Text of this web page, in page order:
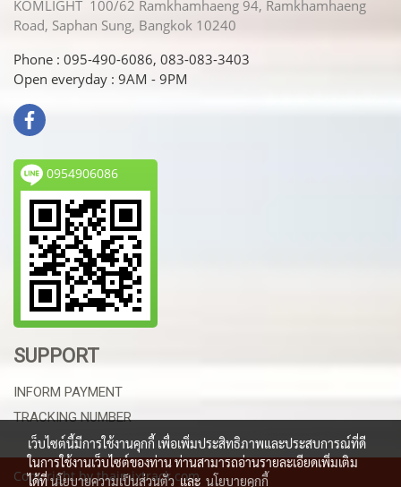
KOMLIGHT 100/62 Ramkhamhaeng 94, Ramkhamhaeng
Road, Saphan Sung, Bangkok 10240
Phone : 095-490-6086, 083-083-3403
Open everyday : 9AM - 9PM
0954906086
SUPPORT
INFORM PAYMENT
TRACKING NUMBER
Copy right by thaimixtrack.com
เว็บไซต์นี้มีการใช้งานคุกกี้ เพื่อเพิ่มประสิทธิภาพและประสบการณ์ที่ดี
ในการใช้งานเว็บไซต์ของท่าน ท่านสามารถอ่านรายละเอียดเพิ่มเติม
ได้ที่นโยบายความเป็นส่วนตัวและ นโยบายคุกกี้